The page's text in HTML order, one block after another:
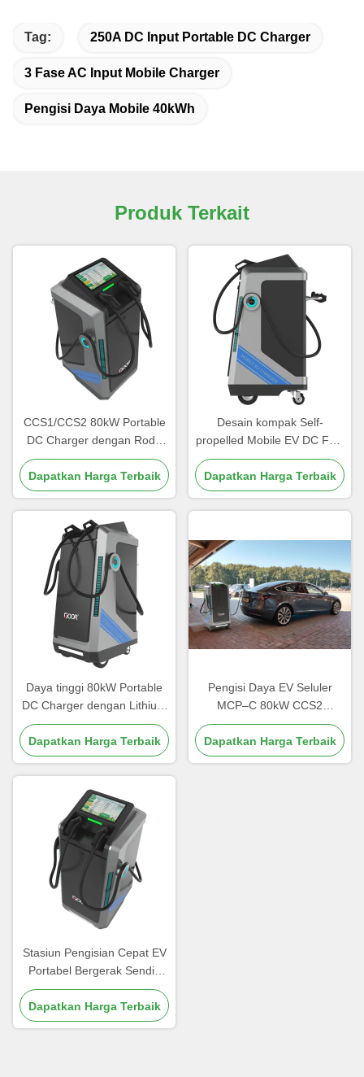
Tag: 250A DC Input Portable DC Charger
3 Fase AC Input Mobile Charger
Pengisi Daya Mobile 40kWh
Produk Terkait
CCS1/CCS2 80kW Portable
DC Charger dengan Roda
OCPP Kompatibel Outdoor
Workshop Siap 250A DC
Input
Dapatkan Harga Terbaik
Desain kompak Self-
propelled Mobile EV DC Fast
Charger 3 Phase AC Input
40kWh Baterai OCPP1.6
250A DC Input
Dapatkan Harga Terbaik
Daya tinggi 80kW Portable
DC Charger dengan Lithium
Battery Sheet Metal Housing
IP65 Untuk armada darurat
Dapatkan Harga Terbaik
Pengisi Daya EV Seluler
MCP–C 80kW CCS2
Kompatibel Baterai
Terintegrasi Kontrol Cerdas
OCPP Antarmuka Pengisian
Dapatkan Harga Terbaik
Stasiun Pengisian Cepat EV
Portabel Bergerak Sendiri
Output 80kW Ground
Clearance 150mm 280 kg
dengan Paket Baterai
Dapatkan Harga Terbaik